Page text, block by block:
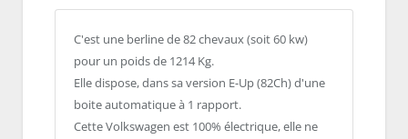
C'est une berline de 82 chevaux (soit 60 kw)
pour un poids de 1214 Kg.
Elle dispose, dans sa version E-Up (82Ch) d'une
boite automatique à 1 rapport.
Cette Volkswagen est 100% électrique, elle ne